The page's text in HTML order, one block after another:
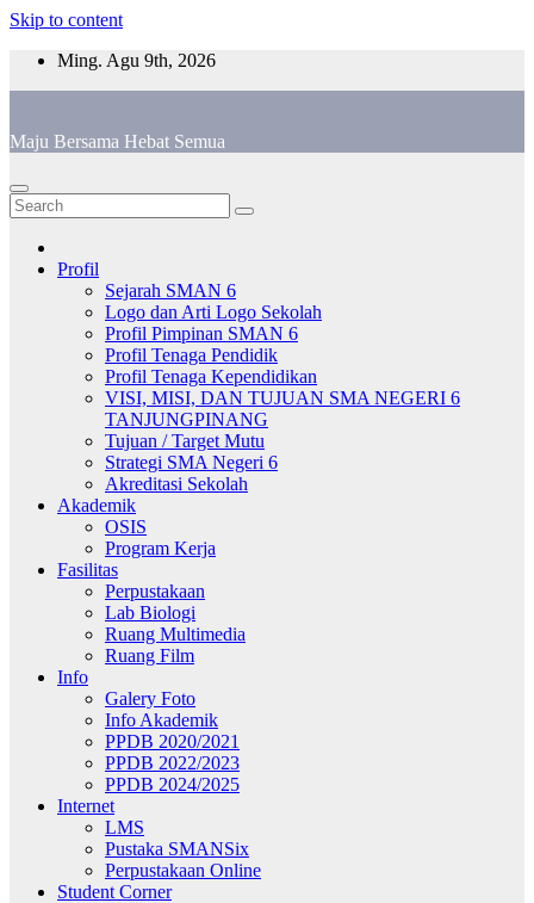
Skip to content
Ming. Agu 9th, 2026
Maju Bersama Hebat Semua
Profil
Sejarah SMAN 6
Logo dan Arti Logo Sekolah
Profil Pimpinan SMAN 6
Profil Tenaga Pendidik
Profil Tenaga Kependidikan
VISI, MISI, DAN TUJUAN SMA NEGERI 6
TANJUNGPINANG
Tujuan / Target Mutu
Strategi SMA Negeri 6
Akreditasi Sekolah
Akademik
OSIS
Program Kerja
Fasilitas
Perpustakaan
Lab Biologi
Ruang Multimedia
Ruang Film
Info
Galery Foto
Info Akademik
PPDB 2020/2021
PPDB 2022/2023
PPDB 2024/2025
Internet
LMS
Pustaka SMANSix
Perpustakaan Online
Student Corner